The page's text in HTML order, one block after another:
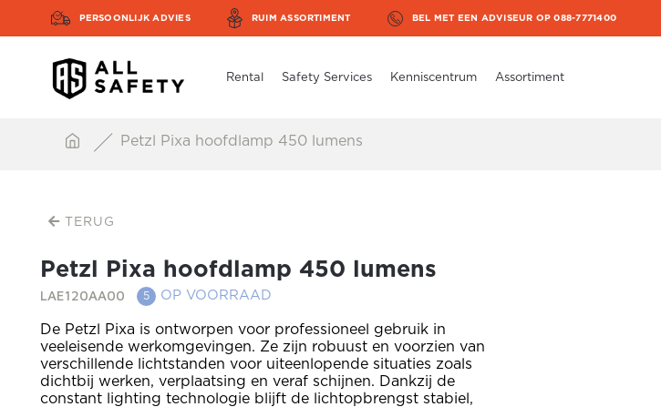
PERSOONLIJK ADVIES RUIM ASSORTIMENT BEL MET EEN ADVISEUR OP 088-7771400
Rental Safety Services Kenniscentrum Assortiment
Petzl Pixa hoofdlamp 450 lumens
TERUG
Petzl Pixa hoofdlamp 450 lumens
LAE120AA00 5 OP VOORRAAD
De Petzl Pixa is ontworpen voor professioneel gebruik in
veeleisende werkomgevingen. Ze zijn robuust en voorzien van
verschillende lichtstanden voor uiteenlopende situaties zoals
dichtbij werken, verplaatsing en veraf schijnen. Dankzij de
constant lighting technologie blijft de lichtopbrengst stabiel,